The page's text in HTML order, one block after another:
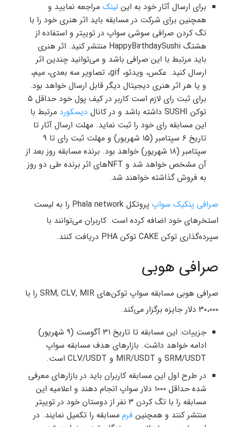
برای ارسال آثار خود به این لینک مراجعه نمایید و
همچنین برای شرکت در مسابقه باید اثر هنری خود را با
تگ کردن صرافی سوشی سواپ در توییتر و استفاده از
هشتگ HappyBirthdaySushi منتشر کنید. اثر هنری
باید مرتبط با این صرافی باشد و می‌توانید چندین اثر
ارسال کنید. عکس، ویدئو، gif، تصاویر سه بعدی، میم،
و یا هر اثر هنری دیجیتال دیگر قابل ارسال خواهد بود.
برای ثبت رای لازم است کاربر در کیف پول خود حداقل ۵
توکن SUSHI داشته باشد و در کانال
دیسکورد مرتبط با
این مسابقه رای خود را ثبت نماید. مهلت ارسال آثار تا
تاریخ ۶ سپتامبر (۱۵ شهریور) و مهلت ثبت رای تا ۹
سپتامبر (۱۸ شهریور) خواهد بود. برنده مسابقه روز بعد از
آن مشخص خواهد شد و NFTهای اثر برنده طی دو روز
به فروش گذاشته خواهند شد.
صرافی پنکیک سواپ
پروتکل Phala network را به لیست
استخرهای خود اضافه کرده است. کاربران می‌توانند با
سپرده‌گذاری توکن CAKE توکن PHA دریافت کنند.
صرافی هوبی
صرافی هوبی مسابقه سواپ توکن‌های SRM, CLV, MIR را با
۳۰،۰۰۰ دلار جایزه برگزار می‌کند.
جزییات: این مسابقه تا تاریخ ۳۱ آگوست (۹ شهریور)
ادامه خواهد داشت. بازارهای هدف مسابقه سواپ
SRM/USDT و MIR/USDT و CLV/USDT است.
در طرح اول این مسابقه کاربران باید در بازارهای معرفی
شده حداقل ۱۰۰۰ دلار سواپ انجام دهند و اعلامیه این
مسابقه را با تگ کردن ۳ نفر از دوستان خود در توییتر
منتشر کنند و همچنین فرم مسابقه را تکمیل نمایند. در